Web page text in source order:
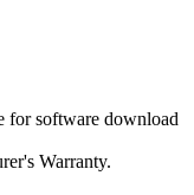
for software download
Warranty.